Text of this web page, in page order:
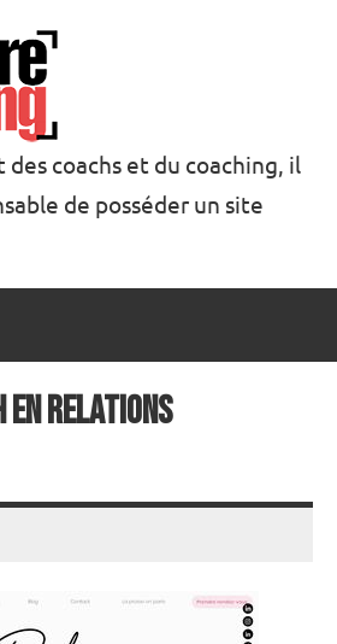
coachs et du coaching, il
de posséder un site
en relations